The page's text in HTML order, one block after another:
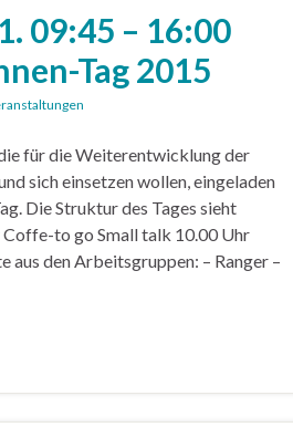
09:45 – 16:00
Tag 2015
für die Weiterentwicklung der
sich einsetzen wollen, eingeladen
Die Struktur des Tages sieht
to go Small talk 10.00 Uhr
aus den Arbeitsgruppen: – Ranger –